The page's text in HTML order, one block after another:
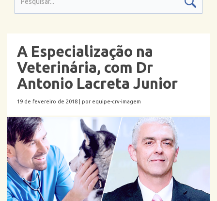
A Especialização na
Veterinária, com Dr
Antonio Lacreta Junior
19 de fevereiro de 2018 | por equipe-crv-imagem